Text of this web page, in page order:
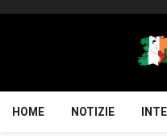
HOME NOTIZIE